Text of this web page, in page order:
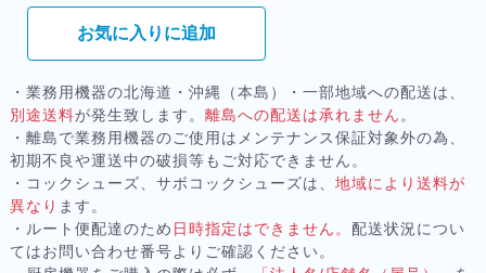
お気に入りに追加
・業務用機器の北海道・沖縄（本島）・一部地域への配送は、
別途送料が発生致します。 離島への配送は承れません 。
・離島で業務用機器のご使用はメンテナンス保証対象外の為、
初期不良や運送中の破損等もご対応できません。
・コックシューズ、サボコックシューズは、 地域により送料が
異なり ます。
・ルート便配達のため 日時指定はできません。 配送状況につい
てはお問い合わせ番号よりご確認ください。